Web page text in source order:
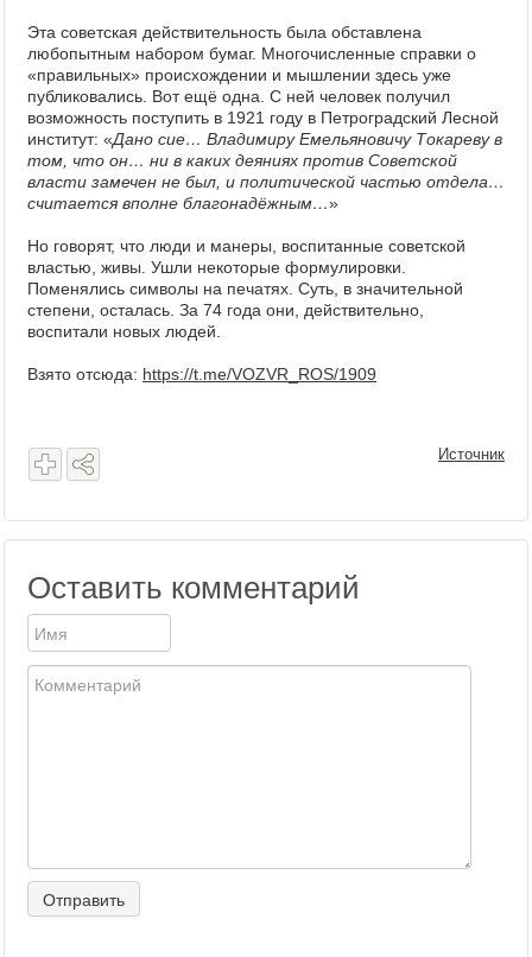
Эта советская действительность была обставлена
любопытным набором бумаг. Многочисленные справки о
«правильных» происхождении и мышлении здесь уже
публиковались. Вот ещё одна. С ней человек получил
возможность поступить в 1921 году в Петроградский Лесной
институт: «Дано сие… Владимиру Емельяновичу Токареву в
том, что он… ни в каких деяниях против Советской
власти замечен не был, и политической частью отдела…
считается вполне благонадёжным…»
Но говорят, что люди и манеры, воспитанные советской
властью, живы. Ушли некоторые формулировки.
Поменялись символы на печатях. Суть, в значительной
степени, осталась. За 74 года они, действительно,
воспитали новых людей.
Взято отсюда: https://t.me/VOZVR_ROS/1909
Источник
Оставить комментарий